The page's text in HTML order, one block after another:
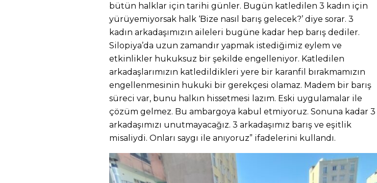
bütün halklar için tarihi günler. Bugün katledilen 3 kadın için
yürüyemiyorsak halk ‘Bize nasıl barış gelecek?’ diye sorar. 3
kadın arkadaşımızın aileleri bugüne kadar hep barış dediler.
Silopiya’da uzun zamandır yapmak istediğimiz eylem ve
etkinlikler hukuksuz bir şekilde engelleniyor. Katledilen
arkadaşlarımızın katledildikleri yere bir karanfil bırakmamızın
engellenmesinin hukuki bir gerekçesi olamaz. Madem bir barış
süreci var, bunu halkın hissetmesi lazım. Eski uygulamalar ile
çözüm gelmez. Bu ambargoya kabul etmiyoruz. Sonuna kadar 3
arkadaşımızı unutmayacağız. 3 arkadaşımız barış ve eşitlik
misaliydi. Onları saygı ile anıyoruz” ifadelerini kullandı.